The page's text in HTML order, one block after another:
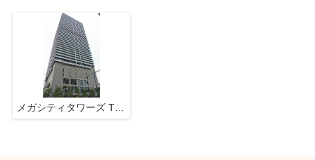
メガシティタワーズ THE WEST